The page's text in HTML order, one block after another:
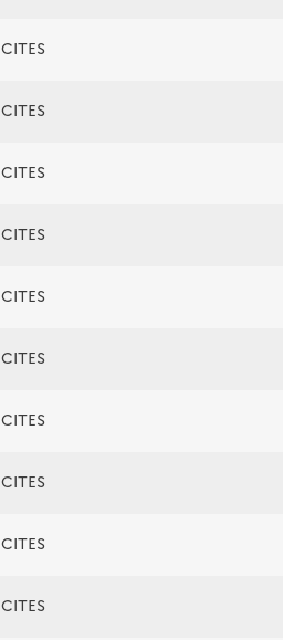
CITES
CITES
CITES
CITES
CITES
CITES
CITES
CITES
CITES
CITES